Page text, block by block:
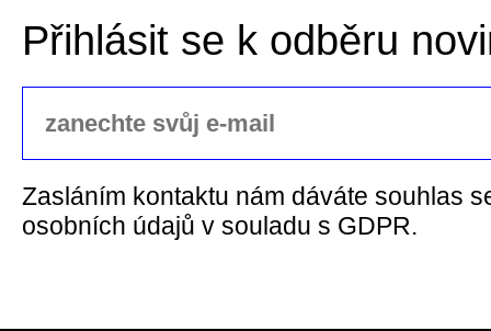
Přihlásit se k odběru
Zasláním kontaktu nám dáváte souhlas
osobních údajů v souladu s GDPR.